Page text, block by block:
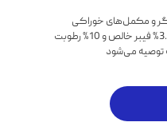
و مکمل‌های خوراکی
توصیه می‌شود